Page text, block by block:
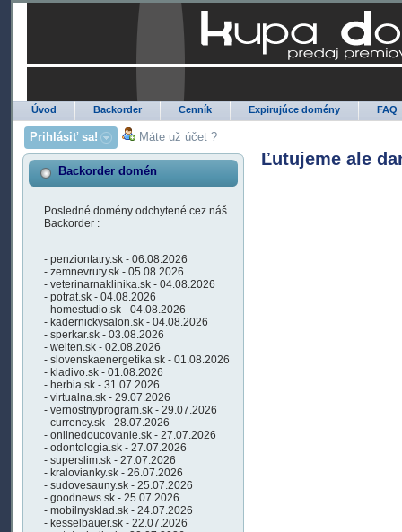
Úvod Backorder Cenník Expirujúce domény FAQ
Prihlásiť sa! Máte už účet ?
Backorder domén
Posledné domény odchytené cez náš
Backorder :
- penziontatry.sk - 06.08.2026
- zemnevruty.sk - 05.08.2026
- veterinarnaklinika.sk - 04.08.2026
- potrat.sk - 04.08.2026
- homestudio.sk - 04.08.2026
- kadernickysalon.sk - 04.08.2026
- sperkar.sk - 03.08.2026
- welten.sk - 02.08.2026
- slovenskaenergetika.sk - 01.08.2026
- kladivo.sk - 01.08.2026
- herbia.sk - 31.07.2026
- virtualna.sk - 29.07.2026
- vernostnyprogram.sk - 29.07.2026
- currency.sk - 28.07.2026
- onlinedoucovanie.sk - 27.07.2026
- odontologia.sk - 27.07.2026
- superslim.sk - 27.07.2026
- kralovianky.sk - 26.07.2026
- sudovesauny.sk - 25.07.2026
- goodnews.sk - 25.07.2026
- mobilnysklad.sk - 24.07.2026
- kesselbauer.sk - 22.07.2026
Ľutujeme ale